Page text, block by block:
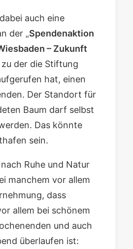
auch eine
der „Spendenaktion
– Zukunft
zu der die Stiftung
hat, einen
Der Standort für
Baum darf selbst
Das könnte
sein.
Ruhe und Natur
manchem vor allem
dass
allem bei schönem
und auch
überlaufen ist: